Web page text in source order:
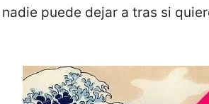
puede dejar a tras si